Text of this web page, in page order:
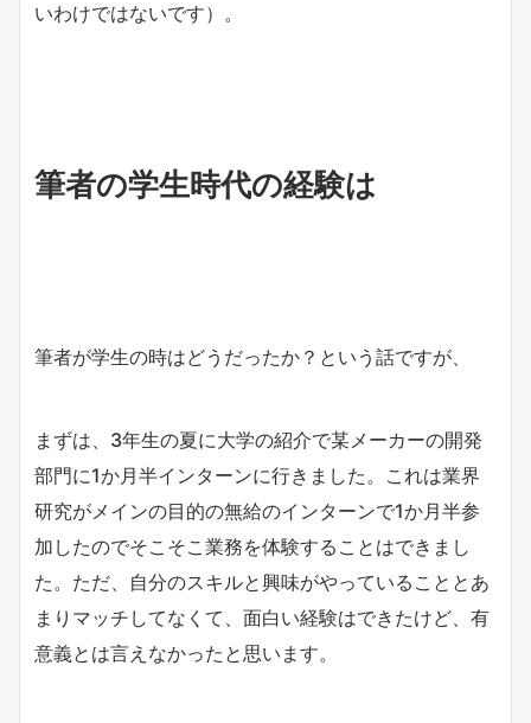
いわけではないです）。
筆者の学生時代の経験は
筆者が学生の時はどうだったか？という話ですが、
まずは、3年生の夏に大学の紹介で某メーカーの開発
部門に1か月半インターンに行きました。これは業界
研究がメインの目的の無給のインターンで1か月半参
加したのでそこそこ業務を体験することはできまし
た。ただ、自分のスキルと興味がやっていることとあ
まりマッチしてなくて、面白い経験はできたけど、有
意義とは言えなかったと思います。